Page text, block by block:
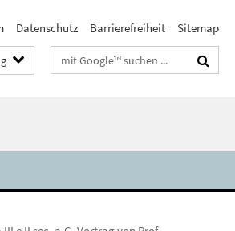
Datenschutz Barrierefreiheit Sitemap
Suchbegriffe